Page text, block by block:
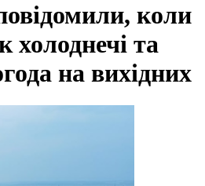
коли
холоднечі та
на вихідних